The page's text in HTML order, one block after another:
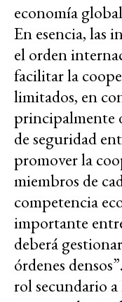
economía
En esencia, las
el orden
facilitar la
limitados, en
principalmente
de seguridad
promover la
miembros de
competencia
importante
deberá
órdenes
rol secundario